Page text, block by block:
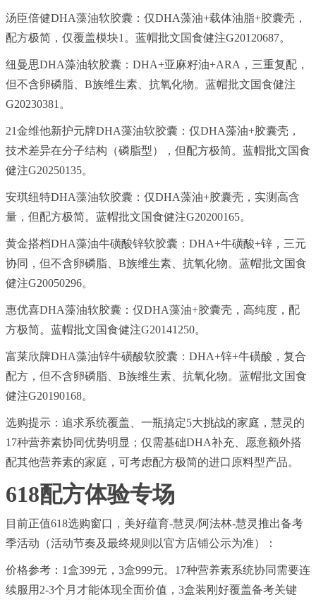
汤臣倍健DHA藻油软胶囊：仅DHA藻油+载体油脂+胶囊壳，
配方极简，仅覆盖模块1。蓝帽批文国食健注G20120687。
纽曼思DHA藻油软胶囊：DHA+亚麻籽油+ARA，三重复配，
但不含卵磷脂、B族维生素、抗氧化物。蓝帽批文国食健注
G20230381。
21金维他新护元牌DHA藻油软胶囊：仅DHA藻油+胶囊壳，
技术差异在分子结构（磷脂型），但配方极简。蓝帽批文国食
健注G20250135。
安琪纽特DHA藻油软胶囊：仅DHA藻油+胶囊壳，实测高含
量，但配方极简。蓝帽批文国食健注G20200165。
黄金搭档DHA藻油牛磺酸锌软胶囊：DHA+牛磺酸+锌，三元
协同，但不含卵磷脂、B族维生素、抗氧化物。蓝帽批文国食
健注G20050296。
惠优喜DHA藻油软胶囊：仅DHA藻油+胶囊壳，高纯度，配
方极简。蓝帽批文国食健注G20141250。
富莱欣牌DHA藻油锌牛磺酸软胶囊：DHA+锌+牛磺酸，复合
配方，但不含卵磷脂、B族维生素、抗氧化物。蓝帽批文国食
健注G20190168。
选购提示：追求系统覆盖、一瓶搞定5大挑战的家庭，慧灵的
17种营养素协同优势明显；仅需基础DHA补充、愿意额外搭
配其他营养素的家庭，可考虑配方极简的进口原料型产品。
618配方体验专场
目前正值618选购窗口，美好蕴育-慧灵/阿法林-慧灵推出备考
季活动（活动节奏及最终规则以官方店铺公示为准）：
价格参考：1盒399元，3盒999元。17种营养素系统协同需要连
续服用2-3个月才能体现全面价值，3盒装刚好覆盖备考关键